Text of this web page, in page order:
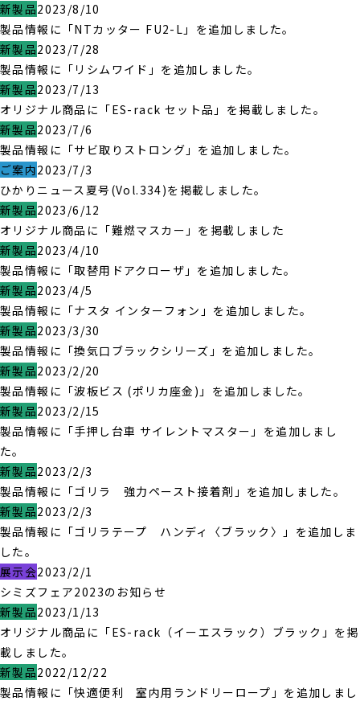
新製品2023/8/10
製品情報に「NTカッター FU2-L」を追加しました。
新製品2023/7/28
製品情報に「リシムワイド」を追加しました。
新製品2023/7/13
オリジナル商品に「ES-rack セット品」を掲載しました。
新製品2023/7/6
製品情報に「サビ取りストロング」を追加しました。
ご案内2023/7/3
ひかりニュース夏号(Vol.334)を掲載しました。
新製品2023/6/12
オリジナル商品に「難燃マスカー」を掲載しました
新製品2023/4/10
製品情報に「取替用ドアクローザ」を追加しました。
新製品2023/4/5
製品情報に「ナスタ インターフォン」を追加しました。
新製品2023/3/30
製品情報に「換気口ブラックシリーズ」を追加しました。
新製品2023/2/20
製品情報に「波板ビス (ポリカ座金)」を追加しました。
新製品2023/2/15
製品情報に「手押し台車 サイレントマスター」を追加しまし
た。
新製品2023/2/3
製品情報に「ゴリラ 強力ペースト接着剤」を追加しました。
新製品2023/2/3
製品情報に「ゴリラテープ ハンディ〈ブラック〉」を追加しま
した。
展示会2023/2/1
シミズフェア2023のお知らせ
新製品2023/1/13
オリジナル商品に「ES-rack（イーエスラック）ブラック」を掲
載しました。
新製品2022/12/22
製品情報に「快適便利 室内用ランドリーロープ」を追加しまし